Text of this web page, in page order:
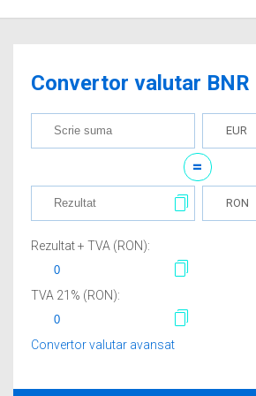
Convertor valutar BNR
EUR
=
RON
Rezultat + TVA (RON):
TVA 21 % (RON):
Convertor valutar avansat